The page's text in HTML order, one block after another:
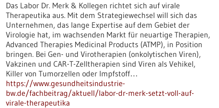
Das Labor Dr. Merk & Kollegen richtet sich auf virale
Therapeutika aus. Mit dem Strategiewechsel will sich das
Unternehmen, das lange Expertise auf dem Gebiet der
Virologie hat, im wachsenden Markt für neuartige Therapien,
Advanced Therapies Medicinal Products (ATMP), in Position
bringen. Bei Gen- und Virotherapien (onkolytischen Viren),
Vakzinen und CAR-T-Zelltherapien sind Viren als Vehikel,
Killer von Tumorzellen oder Impfstoff…
https://www.gesundheitsindustrie-
bw.de/fachbeitrag/aktuell/labor-dr-merk-setzt-voll-auf-
virale-therapeutika